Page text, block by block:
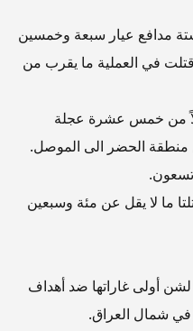
مدافع عيار سبعة وخمسين
في العملية ما يقرب من
من خمس عشرة عجلة
الحضر الى الموصل.
ما لا يقل عن مئة وسبعين
أولى غاراتها ضد أهداف
شمال العراق.